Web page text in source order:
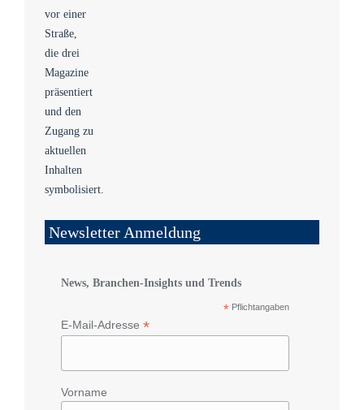
Newsletter Anmeldung
News, Branchen-Insights und Trends
* Pflichtangaben
E-Mail-Adresse *
Vorname